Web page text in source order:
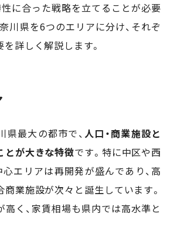
性に合った戦略を立てることが必要
川県を6つのエリアに分け、それぞ
詳しく解説します。
県最大の都市で、人口・商業施設と
とが大きな特徴です。特に中区や西
エリアは再開発が盛んであり、高
業施設が次々と誕生しています。
く、家賃相場も県内では高水準と